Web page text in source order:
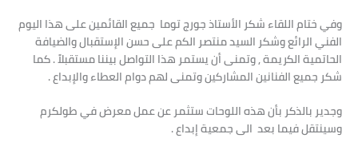
وفي ختام اللقاء شكر الأستاذ جورج توما جميع القائمين على هذا اليوم
الفني الرائع وشكر السيد منتصر الكم على حسن الإستقبال والضيافة
الحاتمية الكريمة , وتمنى أن يستمر هذا التواصل بيننا مستقبلاً . كما
شكر جميع الفنانين المشاركين وتمنى لهم دوام العطاء والإبداع .
وجدير بالذكر بأن هذه اللوحات ستثمر عن عمل معرض في طولكرم
وسينتقل فيما بعد الى جمعية إبداع .